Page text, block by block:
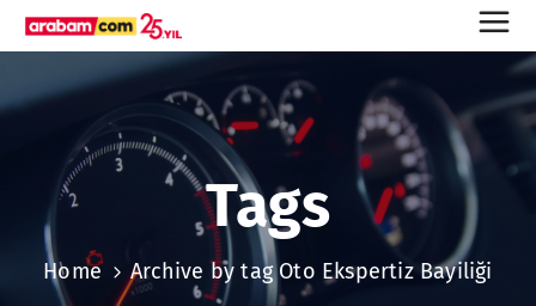
Tags
Home Archive by tag Oto Ekspertiz Bayiliği